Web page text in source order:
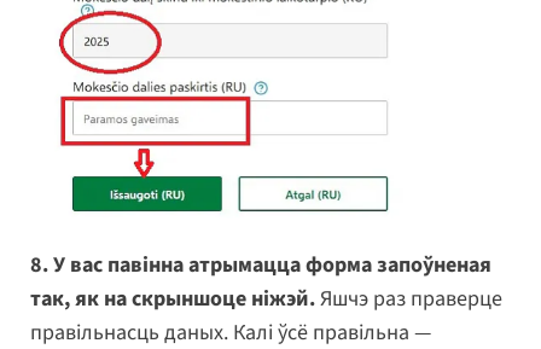
8. У вас павінна атрымацца форма запоўненая
так, як на скрыншоце ніжэй.Яшчэ раз праверце
правільнасць даных. Калі ўсё правільна —